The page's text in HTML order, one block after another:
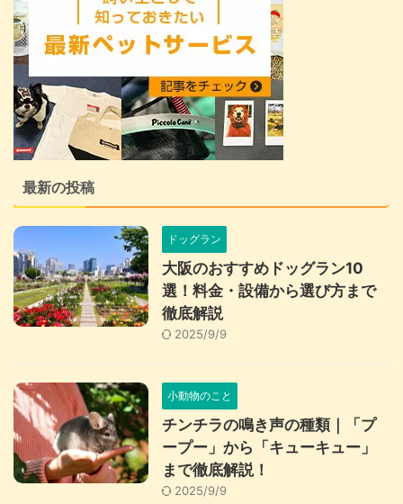
最新の投稿
ドッグラン
大阪のおすすめドッグラン10
選！料金・設備から選び方まで
徹底解説
2025/9/9
小動物のこと
チンチラの鳴き声の種類｜「プ
ープー」から「キューキュー」
まで徹底解説！
2025/9/9